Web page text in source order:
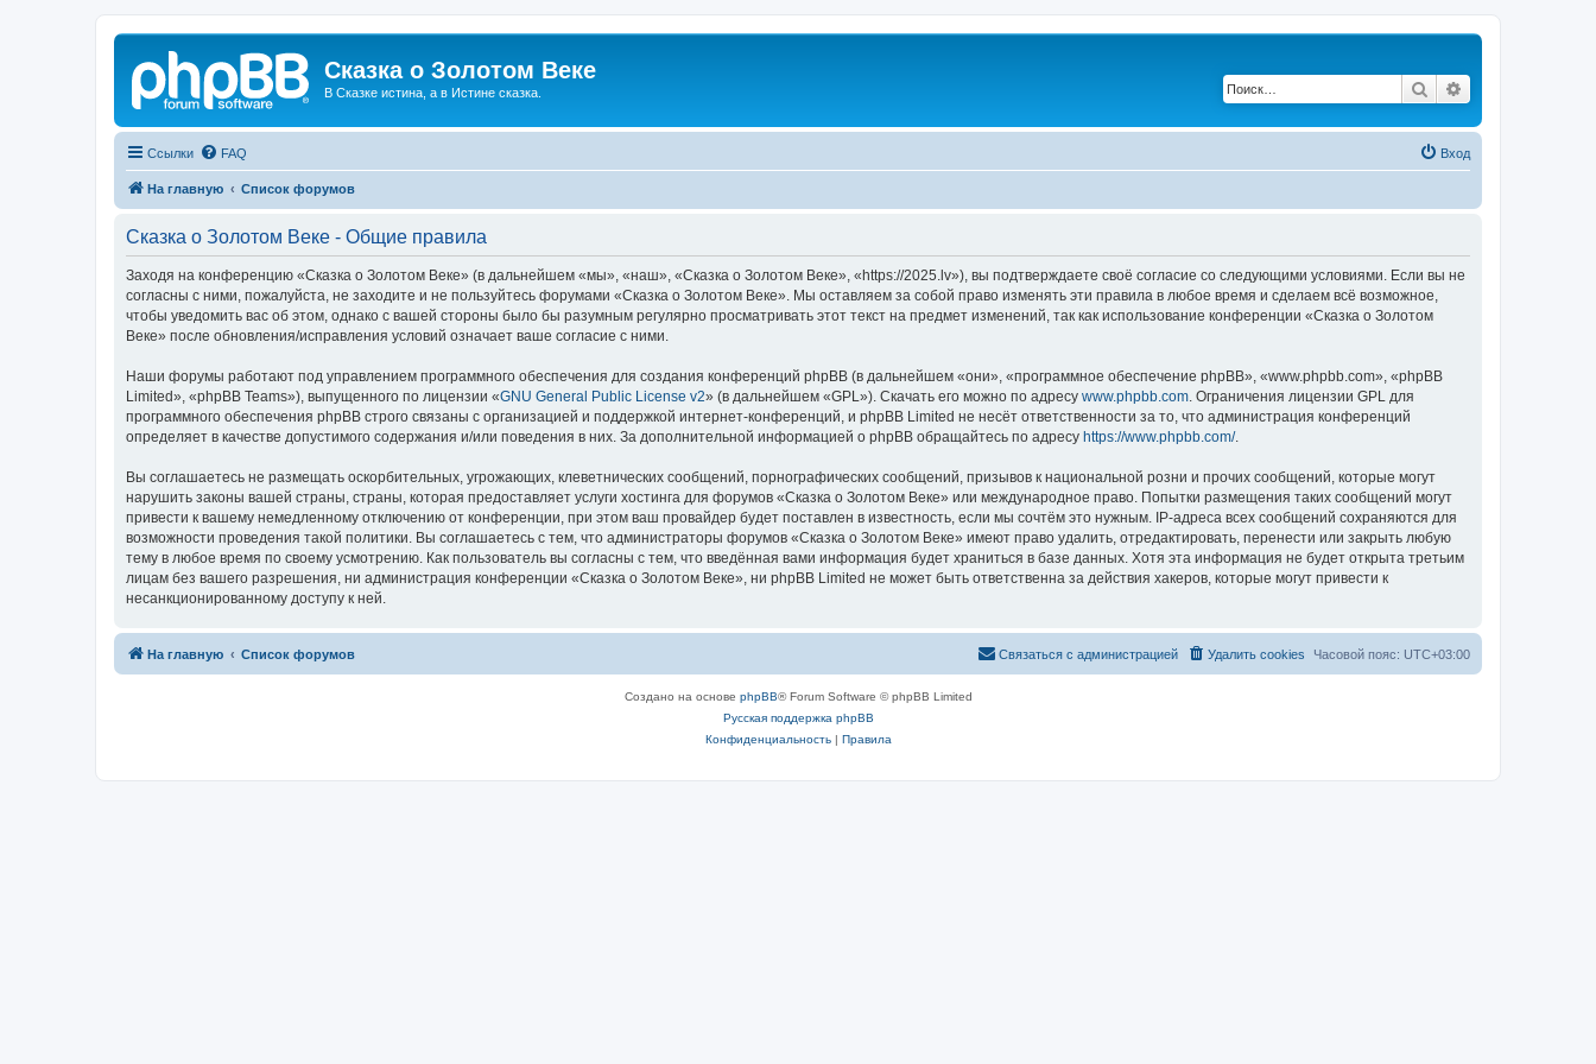
Сказка о Золотом Веке
В Сказке истина, а в Истине сказка. Поиск
Ссылки FAQ Вход
На главную Список форумов
Сказка о Золотом Веке - Общие правила
Заходя на конференцию «Сказка о Золотом Веке» (в дальнейшем «мы», «наш», «Сказка о Золотом Веке», «https://2025.lv»), вы подтверждаете своё согласие со следующими условиями. Если вы не
согласны с ними, пожалуйста, не заходите и не пользуйтесь форумами «Сказка о Золотом Веке». Мы оставляем за собой право изменять эти правила в любое время и сделаем всё возможное,
чтобы уведомить вас об этом, однако с вашей стороны было бы разумным регулярно просматривать этот текст на предмет изменений, так как использование конференции «Сказка о Золотом
Веке» после обновления/исправления условий означает ваше согласие с ними.
Наши форумы работают под управлением программного обеспечения для создания конференций phpBB (в дальнейшем «они», «программное обеспечение phpBB», «www.phpbb.com», «phpBB
Limited», «phpBB Teams»), выпущенного по лицензии «GNU General Public License v2» (в дальнейшем «GPL»). Скачать его можно по адресу www.phpbb.com . Ограничения лицензии GPL для
программного обеспечения phpBB строго связаны с организацией и поддержкой интернет-конференций, и phpBB Limited не несёт ответственности за то, что администрация конференций
определяет в качестве допустимого содержания и/или поведения в них. За дополнительной информацией о phpBB обращайтесь по адресу https://www.phpbb.com/.
Вы соглашаетесь не размещать оскорбительных, угрожающих, клеветнических сообщений, порнографических сообщений, призывов к национальной розни и прочих сообщений, которые могут
нарушить законы вашей страны, страны, которая предоставляет услуги хостинга для форумов «Сказка о Золотом Веке» или международное право. Попытки размещения таких сообщений могут
привести к вашему немедленному отключению от конференции, при этом ваш провайдер будет поставлен в известность, если мы сочтём это нужным. IP-адреса всех сообщений сохраняются для
возможности проведения такой политики. Вы соглашаетесь с тем, что администраторы форумов «Сказка о Золотом Веке» имеют право удалить, отредактировать, перенести или закрыть любую
тему в любое время по своему усмотрению. Как пользователь вы согласны с тем, что введённая вами информация будет храниться в базе данных. Хотя эта информация не будет открыта третьим
лицам без вашего разрешения, ни администрация конференции «Сказка о Золотом Веке», ни phpBB Limited не может быть ответственна за действия хакеров, которые могут привести к
несанкционированному доступу к ней.
На главную Список форумов Часовой пояс: UTC+03:00
Удалить cookies
Связаться с администрацией
Создано на основе phpBB® Forum Software © phpBB Limited
Русская поддержка phpBB
Конфиденциальность| Правила